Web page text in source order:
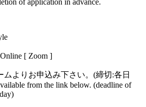
of application in advance.
[ Zoom ]
ムよりお申込み下さい。(締切:各日
from the link below. (deadline of